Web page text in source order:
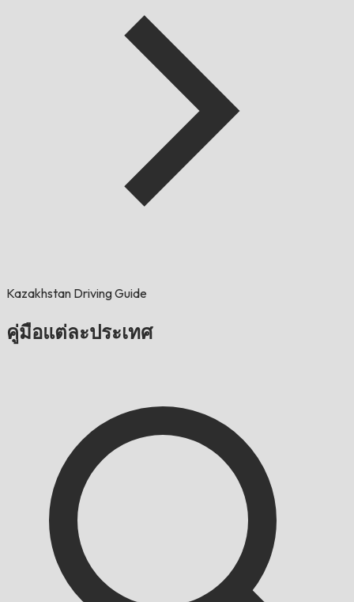
Kazakhstan Driving Guide
คู่มือแต่ละประเทศ